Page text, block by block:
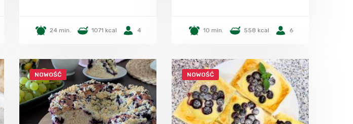
24 min. 1071 kcal 4 10 min. 558 kcal 6
NOWOŚĆ NOWOŚĆ